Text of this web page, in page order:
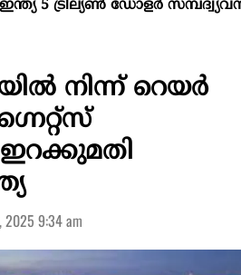
5 ട്രില്യണ്‍ ഡോളര്‍
നിന്ന് റെയര്‍
2025 9:34 am